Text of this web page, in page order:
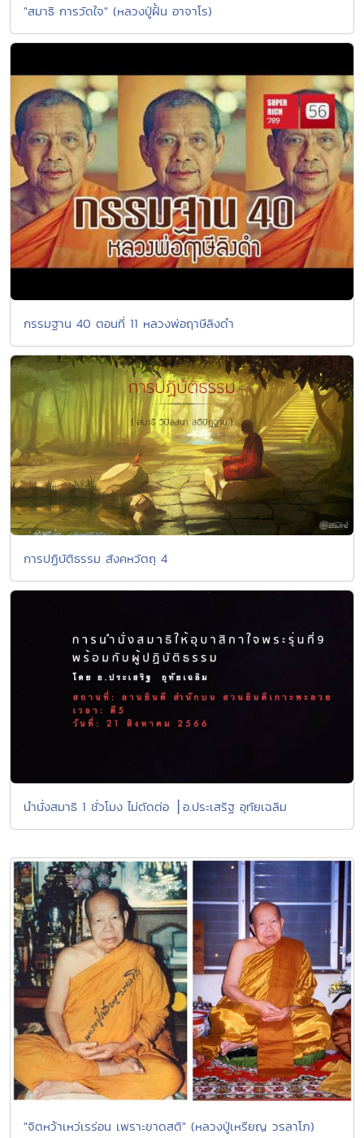
"สมาธิ การวัดใจ" (หลวงปู่ฝั้น อาจาโร)
กรรมฐาน 40 ตอนที่ 11 หลวงพ่อฤาษีลิงดำ
การปฏิบัติธรรม สังคหวัตถุ 4
นำนั่งสมาธิ 1 ชั่วโมง ไม่ตัดต่อ ⎪อ.ประเสริฐ อุทัยเฉลิม
"จิตหว้าเหว่เรร่อน เพราะขาดสติ" (หลวงปู่เหรียญ วรลาโภ)